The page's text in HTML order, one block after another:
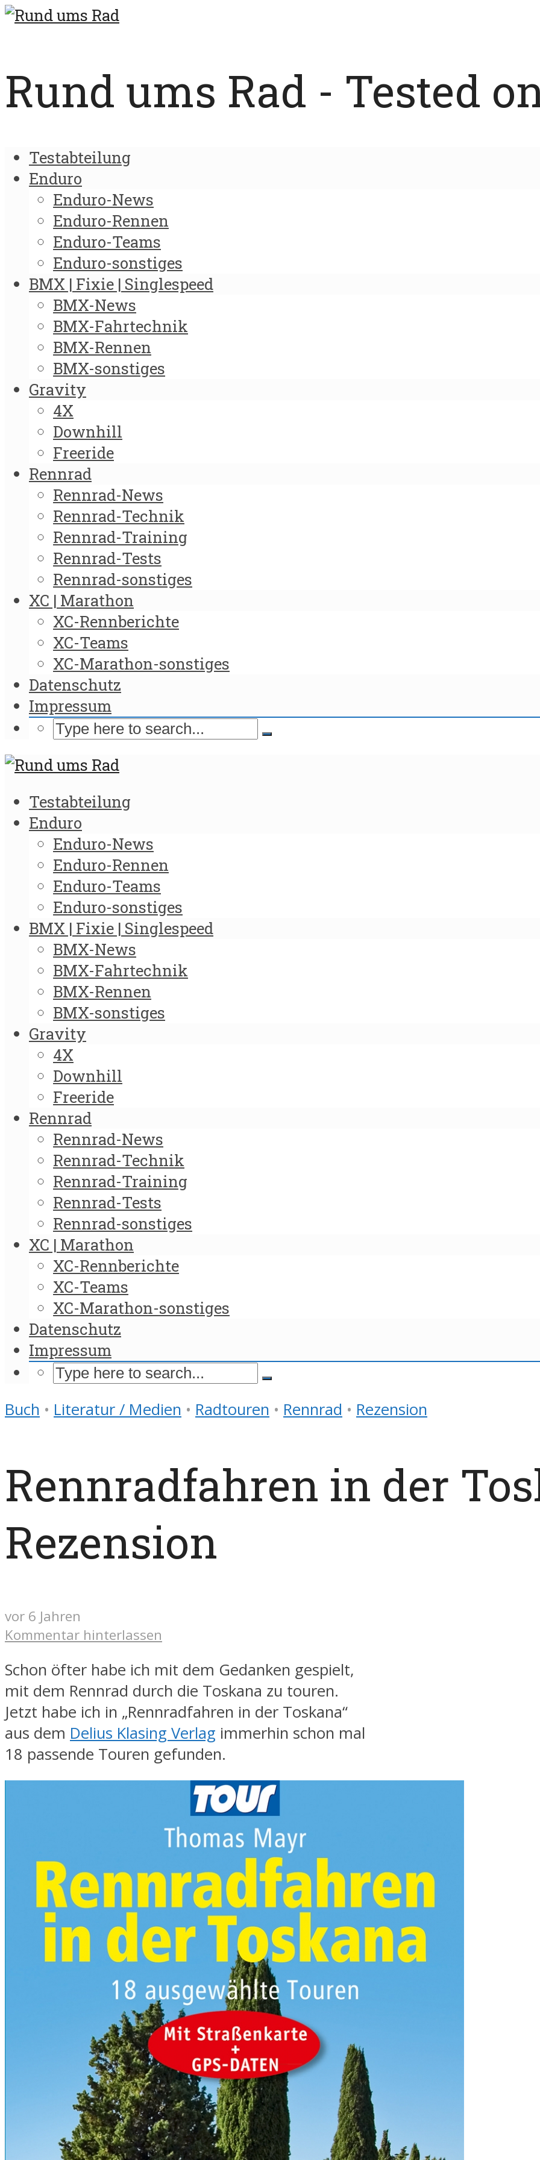
Rund ums Rad - Tested
Testabteilung
Enduro
Enduro-News
Enduro-Rennen
Enduro-Teams
Enduro-sonstiges
BMX | Fixie | Singlespeed
BMX-News
BMX-Fahrtechnik
BMX-Rennen
BMX-sonstiges
Gravity
4X
Downhill
Freeride
Rennrad
Rennrad-News
Rennrad-Technik
Rennrad-Training
Rennrad-Tests
Rennrad-sonstiges
XC | Marathon
XC-Rennberichte
XC-Teams
XC-Marathon-sonstiges
Datenschutz
Impressum
Testabteilung
Enduro
Enduro-News
Enduro-Rennen
Enduro-Teams
Enduro-sonstiges
BMX | Fixie | Singlespeed
BMX-News
BMX-Fahrtechnik
BMX-Rennen
BMX-sonstiges
Gravity
4X
Downhill
Freeride
Rennrad
Rennrad-News
Rennrad-Technik
Rennrad-Training
Rennrad-Tests
Rennrad-sonstiges
XC | Marathon
XC-Rennberichte
XC-Teams
XC-Marathon-sonstiges
Datenschutz
Impressum
Buch • Literatur / Medien • Radtouren • Rennrad • Rezension
Rennradfahren in der
Rezension
vor 6 Jahren
Kommentar hinterlassen
Schon öfter habe ich mit dem Gedanken gespielt,
mit dem Rennrad durch die Toskana zu touren.
Jetzt habe ich in „Rennradfahren in der Toskana“
aus dem Delius Klasing Verlag immerhin schon mal
18 passende Touren gefunden.